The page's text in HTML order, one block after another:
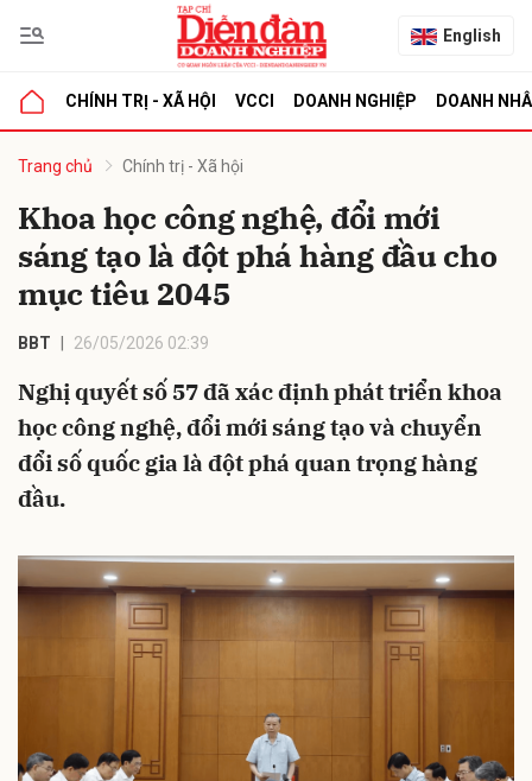
English
CHÍNH TRỊ - XÃ HỘI VCCI DOANH NGHIỆP DOANH
Trang chủ Chính trị - Xã hội
Khoa học công nghệ, đổi mới
sáng tạo là đột phá hàng đầu cho
mục tiêu 2045
BBT 26/05/2026 02:39
Nghị quyết số 57 đã xác định phát triển khoa
học công nghệ, đổi mới sáng tạo và chuyển
đổi số quốc gia là đột phá quan trọng hàng
đầu.
luận
Hủy